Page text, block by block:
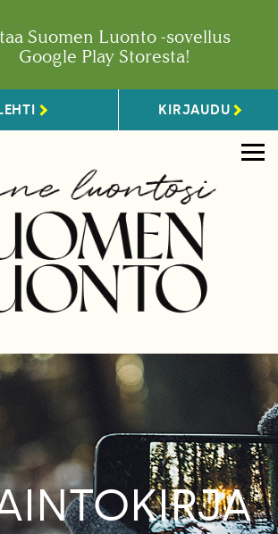
Suomen Luonto -sovellus
Google Play Storesta!
KIRJAUDU